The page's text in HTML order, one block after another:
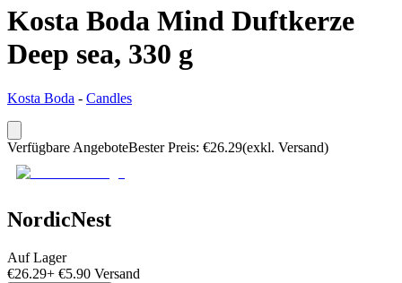
Kosta Boda Mind Duftkerze
Deep sea, 330 g
Kosta Boda - Candles
Verfügbare AngeboteBester Preis: €26.29(exkl. Versand)
NordicNest
Auf Lager
€26.29+ €5.90 Versand